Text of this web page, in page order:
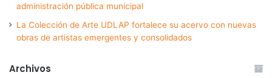
administración pública municipal
La Colección de Arte UDLAP fortalece su acervo con nuevas
obras de artistas emergentes y consolidados
Archivos